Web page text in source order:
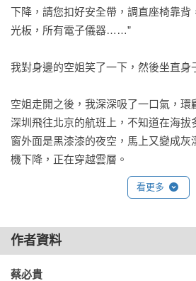
下降，請您扣好安全帶，調直座椅靠背
光板，所有電子儀器……”
我對身邊的空姐笑了一下，然後坐直身
空姐走開之後，我深深吸了一口氣，
深圳飛往北京的航班上，不知道在海拔
窗外面是黑漆漆的夜空，馬上又變成
機下降，正在穿越雲層。
我感覺口乾舌燥，用手撓了撓頭，想起
日有所思，夜有所夢。如果從心理學的
在就在一架飛機上；其次，夢裡我跟飛
看更多
作者資料
蔡必貴